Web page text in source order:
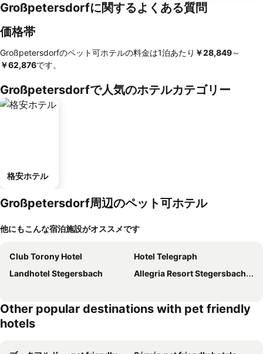
Großpetersdorfに関するよくある質問
価格帯
Großpetersdorfのペット可ホテルの料金は1泊あたり ‎￥28,849～
￥62,876です。
Großpetersdorfで人気のホテルカテゴリー
格安ホテル
Großpetersdorf周辺のペット可ホテル
他にもこんな宿泊施設がオススメです
Club Torony Hotel
Hotel Telegraph
Landhotel Stegersbach
Allegria Resort Stegersbach - Allegria Hotel
Other popular destinations with pet friendly
hotels